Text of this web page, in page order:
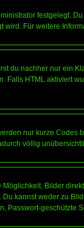
festgelegt.
Für weitere
du nachher nur ein
HTML aktiviert
nur kurze
völlig
Bilder
kannst weder zu